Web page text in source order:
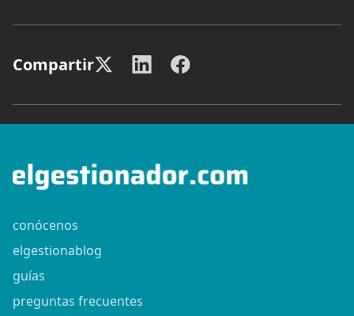
Compartir
conócenos
elgestionablog
guías
preguntas frecuentes